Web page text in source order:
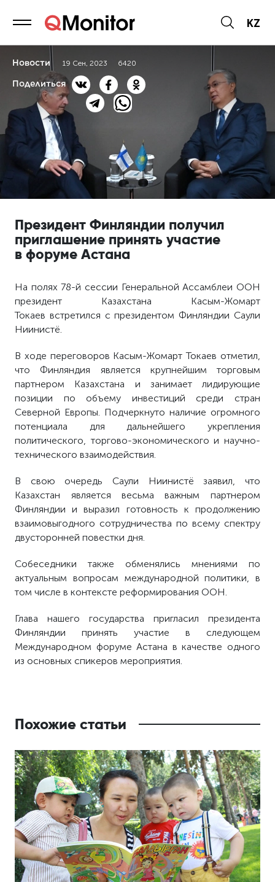
KZ
Новости 19 Сен, 2023 6420
Поделиться
Президент Финляндии получил
приглашение принять участие
в форуме Астана
На полях 78-й сессии Генеральной Ассамблеи ООН
президент Казахстана Касым-Жомарт
Токаев встретился с президентом Финляндии Саули
Ниинистё.
В ходе переговоров Касым-Жомарт Токаев отметил,
что Финляндия является крупнейшим торговым
партнером Казахстана и занимает лидирующие
позиции по объему инвестиций среди стран
Северной Европы. Подчеркнуто наличие огромного
потенциала для дальнейшего укрепления
политического, торгово-экономического и научно-
технического взаимодействия.
В свою очередь Саули Ниинистё заявил, что
Казахстан является весьма важным партнером
Финляндии и выразил готовность к продолжению
взаимовыгодного сотрудничества по всему спектру
двусторонней повестки дня.
Собеседники также обменялись мнениями по
актуальным вопросам международной политики, в
том числе в контексте реформирования ООН.
Глава нашего государства пригласил президента
Финляндии принять участие в следующем
Международном форуме Астана в качестве одного
из основных спикеров мероприятия.
Похожие статьи